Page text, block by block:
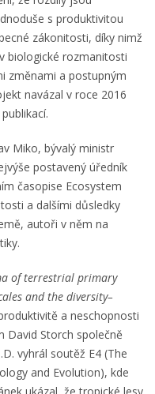
s produktivitou
zákonitosti, díky nimž
biologické rozmanitosti
změnami a postupným
navázal v roce 2016
Miko, bývalý ministr
postavený úředník
časopise Ecosystem
a dalšími důsledky
autoři v něm na
of terrestrial primary
and the diversity–
a neschopnosti
David Storch společně
vyhrál soutěž E4 (The
and Evolution), kde
ukázal, že tropické lesy